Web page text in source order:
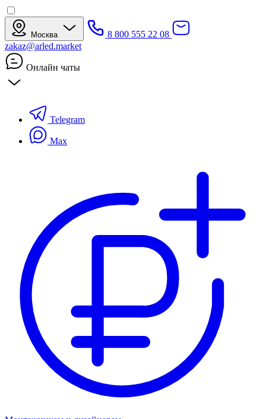
Москва
8 800 555 22 08
zakaz@arled.market
Онлайн чаты
Telegram
Max